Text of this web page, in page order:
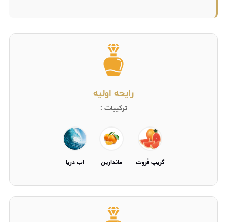
رایحه اولیه
ترکیبات :
گریپ فروت ماندارین اب دریا